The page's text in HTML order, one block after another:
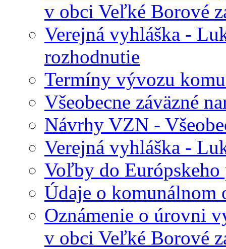
v obci Veľké Borové
Verejná vyhláška -
rozhodnutie
Termíny vývozu
Všeobecne záväzné
Návrhy VZN -
Verejná vyhláška -
Voľby do Európskeho
Údaje o komunálnom
Oznámenie o úrovni
v obci Veľké Borové